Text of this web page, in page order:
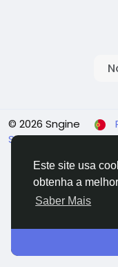
Este site usa
obtenha a
Saber Mais
© 2026 Sngine
Sobre Termos